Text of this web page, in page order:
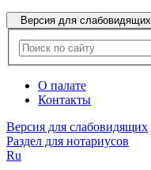
Версия для слабовидящих
О палате
Контакты
Версия для слабовидящих
Раздел для нотариусов
Ru